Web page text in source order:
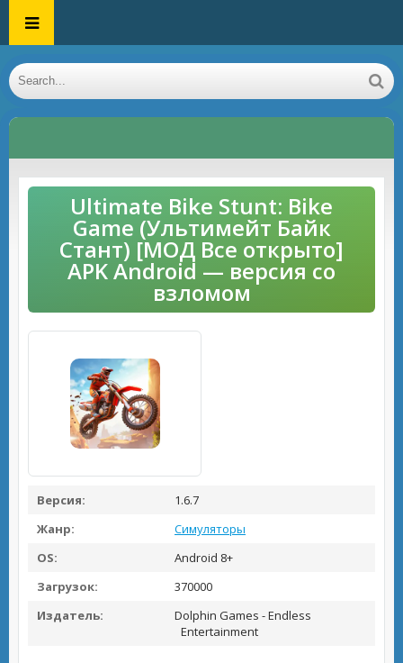
Ultimate Bike Stunt: Bike
Game (Ультимейт Байк
Стант) [МОД Все открыто]
APK Android — версия со
взломом
Версия:
1.6.7
Жанр:
Симуляторы
OS:
Android 8+
Загрузок:
370000
Издатель:
Dolphin Games - Endless
Entertainment